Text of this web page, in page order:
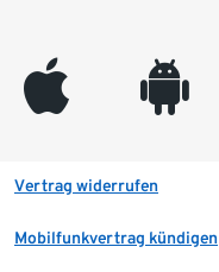
appleinc android
Vertrag widerrufen
Mobilfunkvertrag kündigen